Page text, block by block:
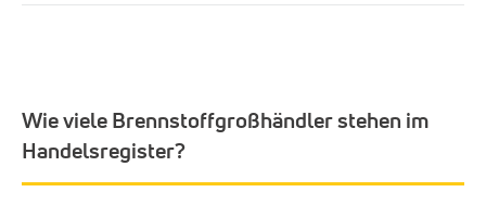
Wie viele Brennstoffgroßhändler stehen im
Handelsregister?